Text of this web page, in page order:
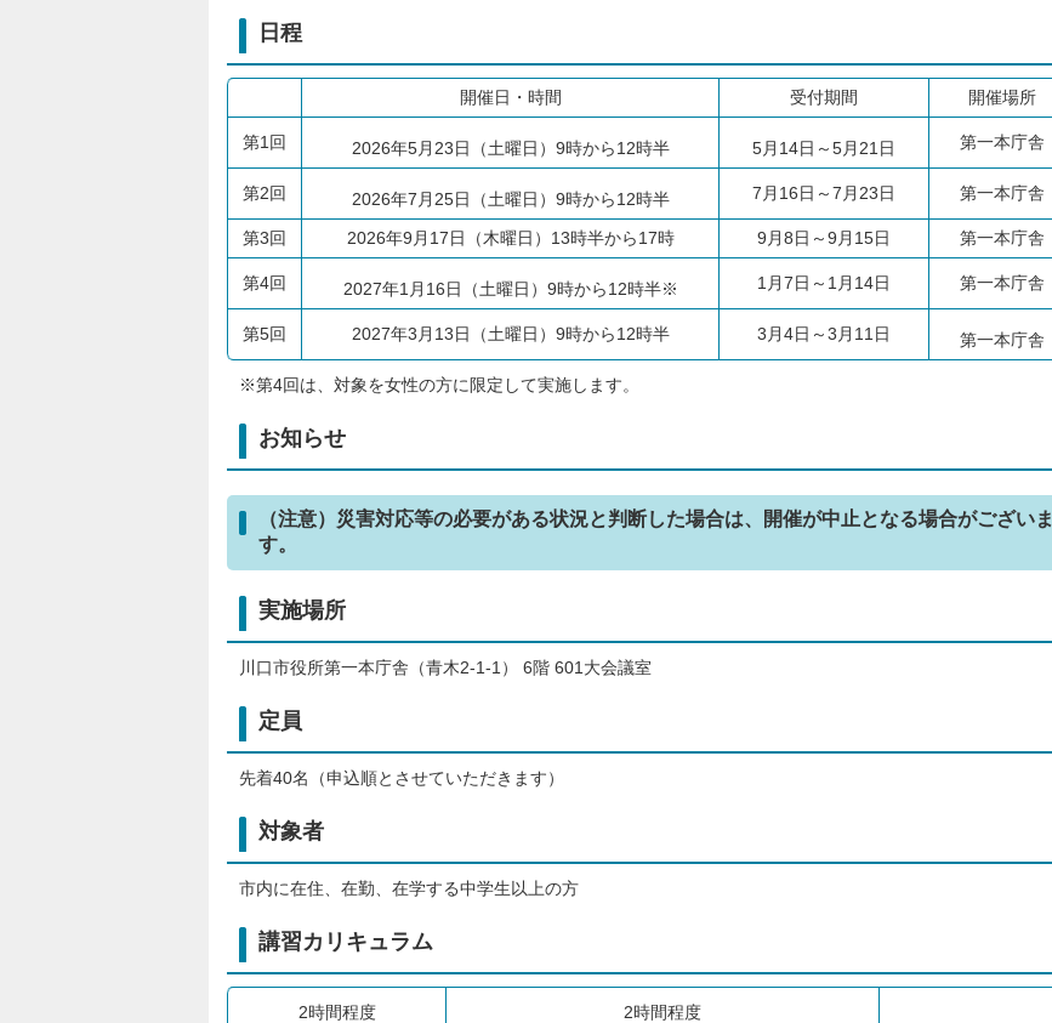
日程
開催日・時間 受付期間 開催場所
第1回 2026年5月23日（土曜日）9時から12時半 5月14日～5月21日 第一本庁舎
第2回 2026年7月25日（土曜日）9時から12時半 7月16日～7月23日 第一本庁舎
第3回 2026年9月17日（木曜日）13時半から17時 9月8日～9月15日 第一本庁舎
第4回 2027年1月16日（土曜日）9時から12時半※ 1月7日～1月14日 第一本庁舎
第5回 2027年3月13日（土曜日）9時から12時半 3月4日～3月11日 第一本庁舎
※第4回は、対象を女性の方に限定して実施します。
お知らせ
（注意）災害対応等の必要がある状況と判断した場合は、開催が中止となる場合がございま
す。
実施場所
川口市役所第一本庁舎（青木2-1-1） 6階 601大会議室
定員
先着40名（申込順とさせていただきます）
対象者
市内に在住、在勤、在学する中学生以上の方
講習カリキュラム
2時間程度 2時間程度